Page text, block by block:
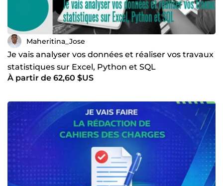
Maheritina_Jose
Je vais analyser vos données et réaliser vos travaux
statistiques sur Excel, Python et SQL
À partir de 62,60 $US